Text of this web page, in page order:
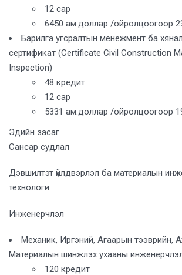
12 сар
6450 ам.доллар /ойролцоогоор
Барилга угсралтын менежмент ба
сертификат (Certificate Civil Construction
Inspection)
48 кредит
12 сар
5331 ам.доллар /ойролцоогоор
Эдийн засаг
Сансар судлал
Дэвшилтэт үйлдвэрлэл ба материалын
технологи
Инженерчлэл
Механик, Иргэний, Агаарын тээврийн,
Материалын шинжлэх ухааны
120 кредит